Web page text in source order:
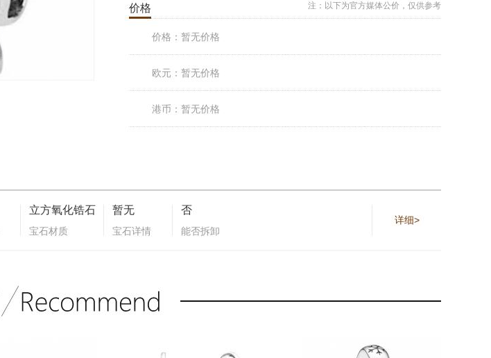
价格 注：以下为官方媒体公价，仅供参考
价格： 暂无价格
欧元： 暂无价格
港币： 暂无价格
立方氧化锆石
宝石材质
暂无
宝石详情
否
能否拆卸
详细>